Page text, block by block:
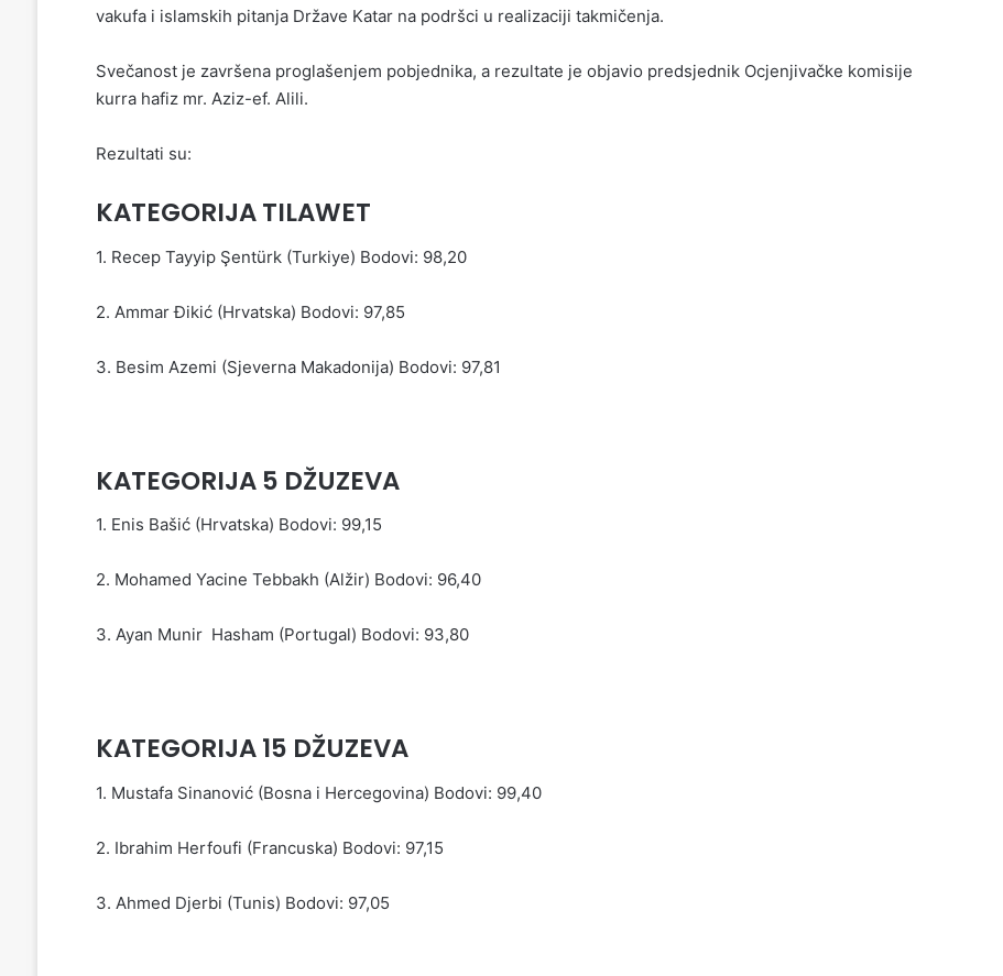
vakufa i islamskih pitanja Države Katar na podršci u realizaciji takmičenja.
Svečanost je završena proglašenjem pobjednika, a rezultate je objavio predsjednik Ocjenjivačke komisije
kurra hafiz mr. Aziz-ef. Alili.
Rezultati su:
KATEGORIJA TILAWET
1. Recep Tayyip Şentürk (Turkiye) Bodovi: 98,20
2. Ammar Đikić (Hrvatska) Bodovi: 97,85
3. Besim Azemi (Sjeverna Makadonija) Bodovi: 97,81
KATEGORIJA 5 DŽUZEVA
1. Enis Bašić (Hrvatska) Bodovi: 99,15
2. Mohamed Yacine Tebbakh (Alžir) Bodovi: 96,40
3. Ayan Munir Hasham (Portugal) Bodovi: 93,80
KATEGORIJA 15 DŽUZEVA
1. Mustafa Sinanović (Bosna i Hercegovina) Bodovi: 99,40
2. Ibrahim Herfoufi (Francuska) Bodovi: 97,15
3. Ahmed Djerbi (Tunis) Bodovi: 97,05